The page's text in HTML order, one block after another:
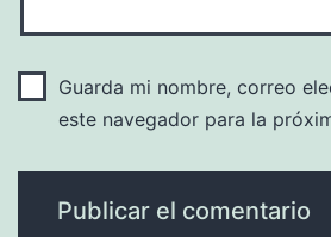
Guarda mi nombre, correo
este navegador para la